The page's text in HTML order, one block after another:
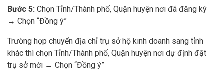
Bước 5: Chọn Tỉnh/Thành phố, Quận huyện nơi đã đăng ký
→ Chọn “Đồng ý”
Trường hợp chuyển địa chỉ trụ sở hộ kinh doanh sang tỉnh
khác thì chọn Tỉnh/Thành phố, Quận huyện nơi dự định đặt
trụ sở mới → Chọn “Đồng ý”